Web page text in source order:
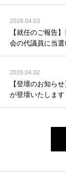
2026.04.03
【就任のご報告
会の代議員に当
2026.04.02
【登壇のお知ら
が登壇いたします